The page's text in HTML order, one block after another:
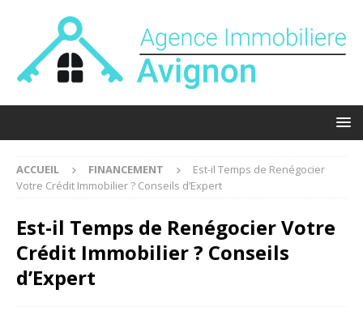
ACCUEIL FINANCEMENT
Est-il Temps de Renégocier
Votre Crédit Immobilier ? Conseils d’Expert
Est-il Temps de Renégocier Votre
Crédit Immobilier ? Conseils
d’Expert